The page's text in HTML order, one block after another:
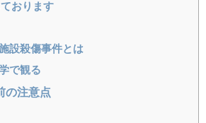
おります
設殺傷事件とは
で観る
の注意点